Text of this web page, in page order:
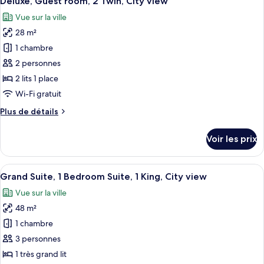
King,
Courtyard
view
Classic,
Guest
room,
King,
Courtyard
view
toutes
les
photos
pour
ce
type
de
chambre :
Deluxe,
2
Twin,
City
view
Vue sur la ville
28 m²
1 chambre
2 personnes
2 lits 1 place
Wi-Fi gratuit
Plus de détails
Plus
le
type
de
Deluxe,
Guest
room,
2
Twin,
City
view
Voir les prix
Afficher
toutes
les
photos
pour
ce
type
Une chambre d’hôtel dotée d’un
8
Grand Suite, 1 Bedroom Suite, 1 King, City view
Vue sur la ville
48 m²
1 chambre
3 personnes
1 très grand lit